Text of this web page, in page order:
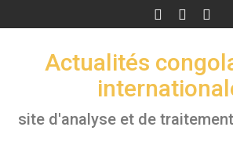
to
Actualités
site d'analyse et de